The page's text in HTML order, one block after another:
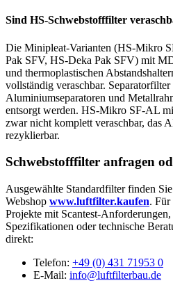
Sind HS-Schwebstofffilter
Die Minipleat-Varianten (HS-Mikro
Pak SFV, HS-Deka Pak SFV) mit
und thermoplastischen
vollständig veraschbar.
Aluminiumseparatoren und
entsorgt werden. HS-Mikro SF-AL
zwar nicht komplett veraschbar, das
rezyklierbar.
Schwebstofffilter anfragen
Ausgewählte Standardfilter finden
Webshop www.luftfilter.kaufen. Für
Projekte mit Scantest-
Spezifikationen oder technische
direkt:
Telefon: +49 (0) 431 71953 0
E-Mail: info@luftfilterbau.de